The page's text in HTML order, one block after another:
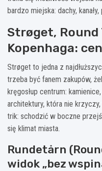
bardzo miejska: dachy,
Strøget, Round
Kopenhaga:
Strøget to jedna z
trzeba być fanem zakupów,
kręgosłup centrum:
architektury, która nie
trik: schodzić w boczne
się klimat miasta.
Rundetårn
widok „bez